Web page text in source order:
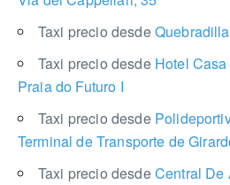
Taxi precio desde
Taxi precio desde Hotel
Praia do Futuro I
Taxi precio desde
Terminal de Transporte de
Taxi precio desdeCentral